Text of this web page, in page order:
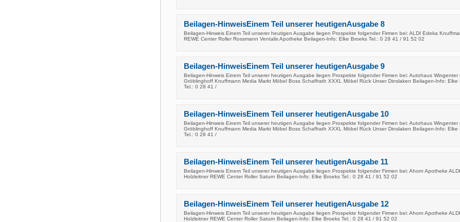
Beilagen-HinweisEinem Teil unserer heutigenAusgabe 8
Beilagen-Hinweis Einem Teil unserer heutigen Ausgabe liegen Prospekte folgender Firmen bei: ALDI Edeka
REWE Center Roller Rossmann Ventalis Apotheke Beilagen-Info: Elke Broeks Tel.: 0 28 41 / 91 52 02
Beilagen-HinweisEinem Teil unserer heutigenAusgabe 9
Beilagen-Hinweis Einem Teil unserer heutigen Ausgabe liegen Prospekte folgender Firmen bei: Autohaus Wingenter
Gröblinghoff Knuffmann Media Markt Möbel Boss Schaffrath XXXL Möbel Rück Unser Dinslaken Beilagen-Info: Elke
Tel.: 0 28 41 /
Beilagen-HinweisEinem Teil unserer heutigenAusgabe 10
Beilagen-Hinweis Einem Teil unserer heutigen Ausgabe liegen Prospekte folgender Firmen bei: Autohaus Wingenter
Gröblinghoff Knuffmann Media Markt Möbel Boss Schaffrath XXXL Möbel Rück Unser Dinslaken Beilagen-Info: Elke
Tel.: 0 28 41 /
Beilagen-HinweisEinem Teil unserer heutigenAusgabe 11
Beilagen-Hinweis Einem Teil unserer heutigen Ausgabe liegen Prospekte folgender Firmen bei: Ahorn Apotheke
Holzleitner REWE Center Roller Saturn Beilagen-Info: Elke Broeks Tel.: 0 28 41 / 91 52 02
Beilagen-HinweisEinem Teil unserer heutigenAusgabe 12
Beilagen-Hinweis Einem Teil unserer heutigen Ausgabe liegen Prospekte folgender Firmen bei: Ahorn Apotheke
Holzleitner REWE Center Roller Saturn Beilagen-Info: Elke Broeks Tel.: 0 28 41 / 91 52 02